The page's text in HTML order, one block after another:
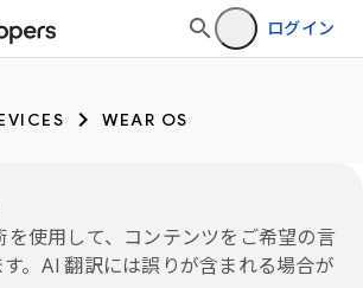
ログイン
WEAR OS
使用して、コンテンツをご希望の言
。AI 翻訳には誤りが含まれる場合が